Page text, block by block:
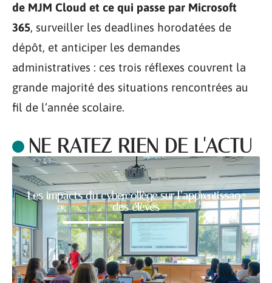
de MJM Cloud et ce qui passe par Microsoft
365, surveiller les deadlines horodatées de
dépôt, et anticiper les demandes
administratives : ces trois réflexes couvrent la
grande majorité des situations rencontrées au
fil de l’année scolaire.
NE RATEZ RIEN DE L'ACTU
Les impacts du cybercollège sur l’apprentissage
des élèves